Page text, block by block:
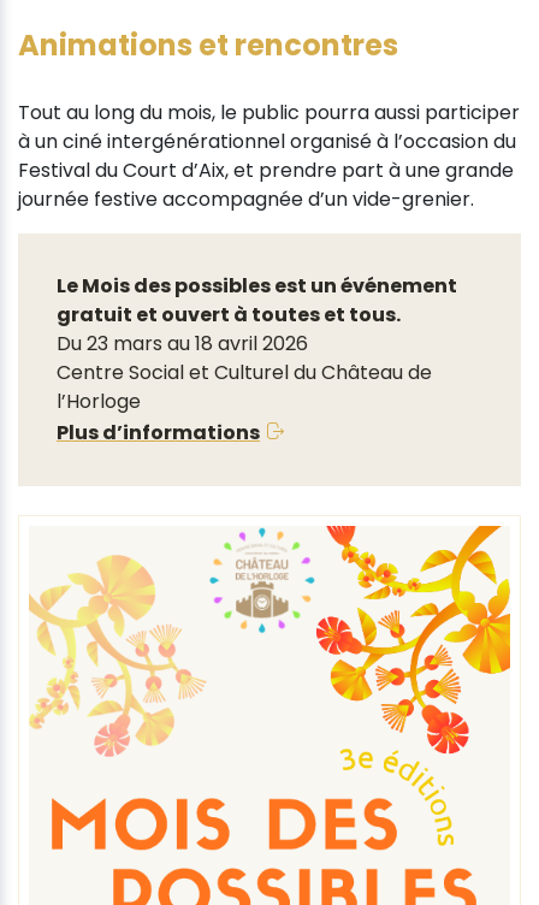
Animations et rencontres
Tout au long du mois, le public pourra aussi participer
à un ciné intergénérationnel organisé à l’occasion du
Festival du Court d’Aix, et prendre part à une grande
journée festive accompagnée d’un vide-grenier.
Le Mois des possibles est un événement
gratuit et ouvert à toutes et tous.
Du 23 mars au 18 avril 2026
Centre Social et Culturel du Château de
l’Horloge
Plus d’informations